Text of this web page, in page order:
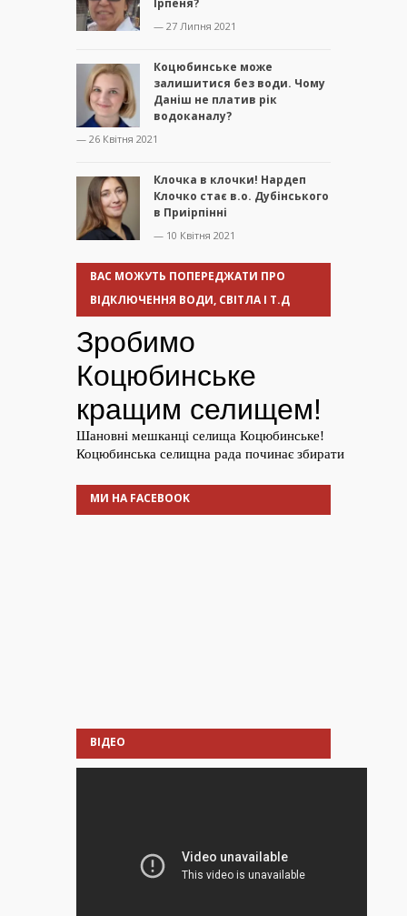
— 27 Липня 2021
Коцюбинське може
залишитися без води. Чому
Даніш не платив рік
водоканалу?
— 26 Квітня 2021
Клочка в клочки! Нардеп
Клочко стає в.о. Дубінського
в Приірпінні
— 10 Квітня 2021
ВАС МОЖУТЬ ПОПЕРЕДЖАТИ ПРО
ВІДКЛЮЧЕННЯ ВОДИ, СВІТЛА І Т.Д
МИ НА FACEBOOK
ВІДЕО